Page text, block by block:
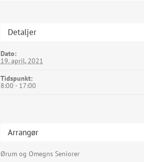
Detaljer
Dato:
19. april, 2021
Tidspunkt:
8:00 - 17:00
Arrangør
Ørum og Omegns Seniorer